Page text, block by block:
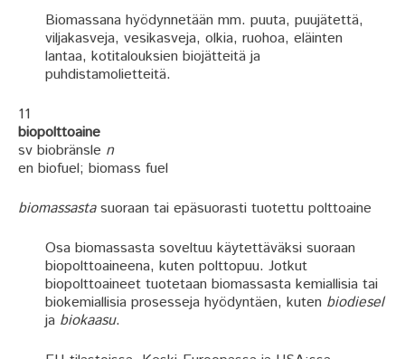
Biomassana hyödynnetään mm. puuta, puujätettä,
viljakasveja, vesikasveja, olkia, ruohoa, eläinten
lantaa, kotitalouksien biojätteitä ja
puhdistamolietteitä.
11
biopolttoaine
sv biobränsle n
en biofuel; biomass fuel
biomassastasuoraan tai epäsuorasti tuotettu polttoaine
Osa biomassasta soveltuu käytettäväksi suoraan
biopolttoaineena, kuten polttopuu. Jotkut
biopolttoaineet tuotetaan biomassasta kemiallisia tai
biokemiallisia prosesseja hyödyntäen, kuten biodiesel
ja biokaasu.